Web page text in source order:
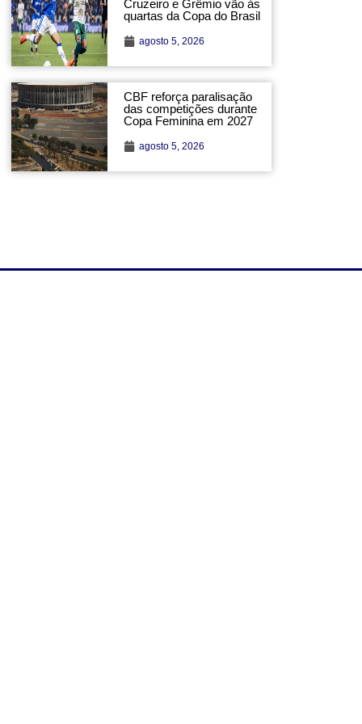
Cruzeiro e Grêmio vão às
quartas da Copa do Brasil
agosto 5, 2026
CBF reforça paralisação
das competições durante
Copa Feminina em 2027
agosto 5, 2026